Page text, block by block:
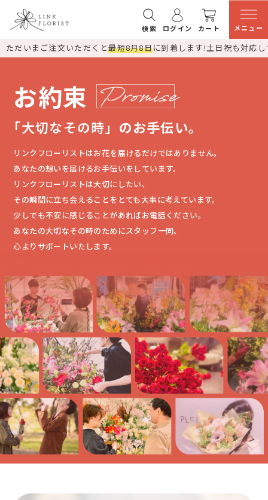
検索 ログイン カート メニュー
ただいまご注文いただくと最短8月8日に到着します!土日祝も対応
お約束
「大切なその時」 のお手伝い。
リンクフローリストはお花を届けるだけではありません。
あなたの想いを届けるお手伝いをしています。
リンクフローリストは大切にしたい、
その瞬間に立ち会えることをとても大事に考えています。
少しでも不安に感じることがあればお電話ください。
あなたの大切なその時のためにスタッフ一同、
心よりサポートいたします。